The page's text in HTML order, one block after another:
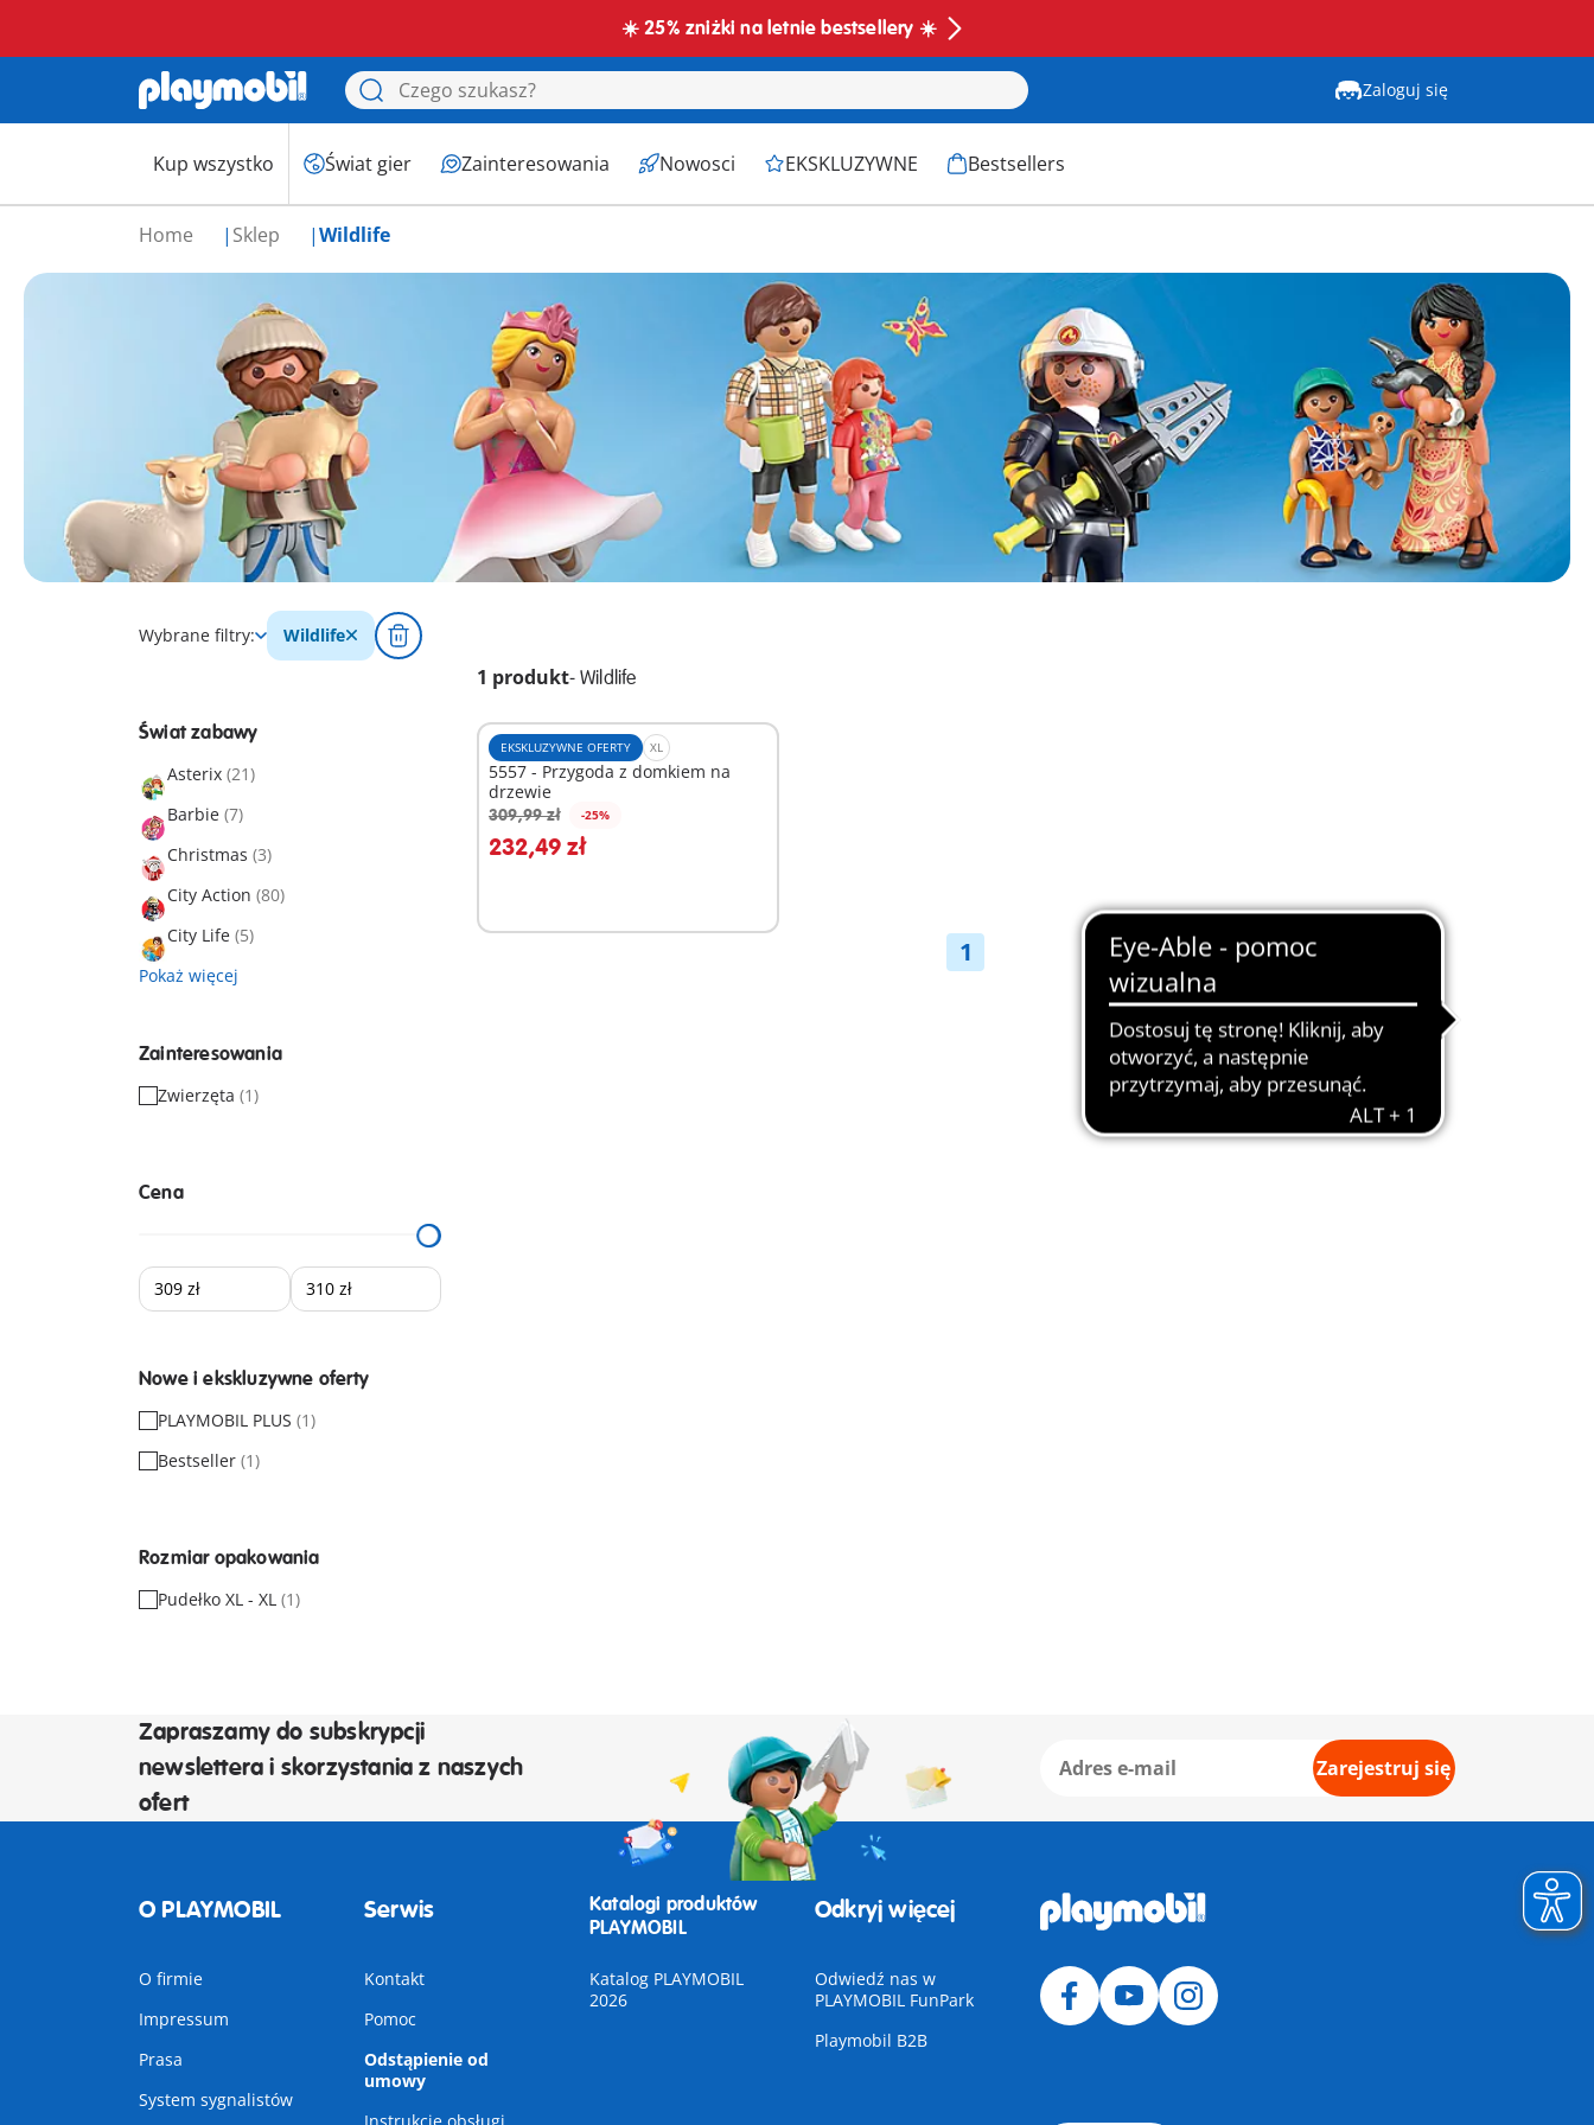
☀️ 25% zniżki na letnie bestsellery ☀️
Zaloguj się
Kup wszystko Świat gier Zainteresowania Nowosci EKSKLUZYWNE Bestsellers
Home Sklep Wildlife
Wybrane filtry: Wildlife
1 produkt- Wildlife
Świat zabawy
Asterix (21)
Barbie (7)
Christmas (3)
City Action (80)
City Life (5)
Pokaż więcej
Zainteresowania
Zwierzęta (1)
Cena
Nowe i ekskluzywne oferty
PLAYMOBIL PLUS (1)
Bestseller (1)
Rozmiar opakowania
Pudełko XL - XL (1)
EKSKLUZYWNE OFERTY XL
5557 - Przygoda z domkiem na
drzewie
309,99 zł -25%
232,49 zł
Dodaj do koszyka
1
Zapraszamy do subskrypcji
newslettera i skorzystania z naszych
ofert
Zarejestruj się
O PLAYMOBIL
O firmie
Impressum
Prasa
System sygnalistów
Serwis
Kontakt
Pomoc
Odstąpienie od
umowy
Katalogi produktów
PLAYMOBIL
Katalog PLAYMOBIL
2026
Odkryj więcej
Odwiedź nas w
PLAYMOBIL FunPark
Playmobil B2B